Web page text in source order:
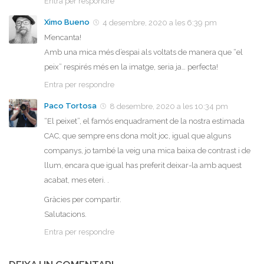
Ximo Bueno
4 desembre, 2020 a les 6:39 pm
M’encanta!
Amb una mica més d’espai als voltats de manera que “el
peix” respirés més en la imatge, seria ja… perfecta!
Entra per respondre
Paco Tortosa
8 desembre, 2020 a les 10:34 pm
“El peixet”, el famós enquadrament de la nostra estimada
CAC, que sempre ens dona molt joc, igual que alguns
companys, jo també la veig una mica baixa de contrast i de
llum, encara que igual has preferit deixar-la amb aquest
acabat, mes eteri. .
Gràcies per compartir.
Salutacions.
Entra per respondre